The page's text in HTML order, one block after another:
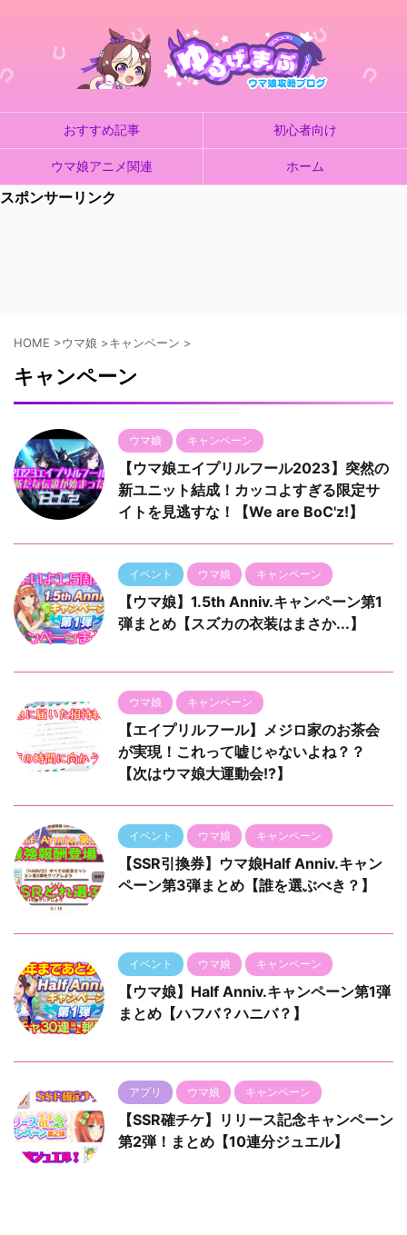
おすすめ記事 初心者向け
ウマ娘アニメ関連 ホーム
スポンサーリンク
HOME >ウマ娘 >キャンペーン >
キャンペーン
ウマ娘 キャンペーン
【ウマ娘エイプリルフール2023】突然の
新ユニット結成！カッコよすぎる限定サ
イトを見逃すな！【We are BoC'z!】
イベント ウマ娘 キャンペーン
【ウマ娘】1.5th Anniv.キャンペーン第1
弾まとめ【スズカの衣装はまさか...】
ウマ娘 キャンペーン
【エイプリルフール】メジロ家のお茶会
が実現！これって嘘じゃないよね？？
【次はウマ娘大運動会!?】
イベント ウマ娘 キャンペーン
【SSR引換券】ウマ娘Half Anniv.キャン
ペーン第3弾まとめ【誰を選ぶべき？】
イベント ウマ娘 キャンペーン
【ウマ娘】Half Anniv.キャンペーン第1弾
まとめ【ハフバ？ハニバ？】
アプリ ウマ娘 キャンペーン
【SSR確チケ】リリース記念キャンペーン
第2弾！まとめ【10連分ジュエル】